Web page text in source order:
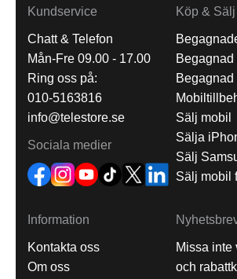
Kundservice
Chatt & Telefon
Mån-Fre 09.00 - 17.00
Ring oss på:
010-5163816
info@telestore.se
Sociala medier
Köp & Sälj
Sälj mobil
Sälja
Sälj
Sälj mobil
Information
Kontakta oss
Om oss
Missa inte
och